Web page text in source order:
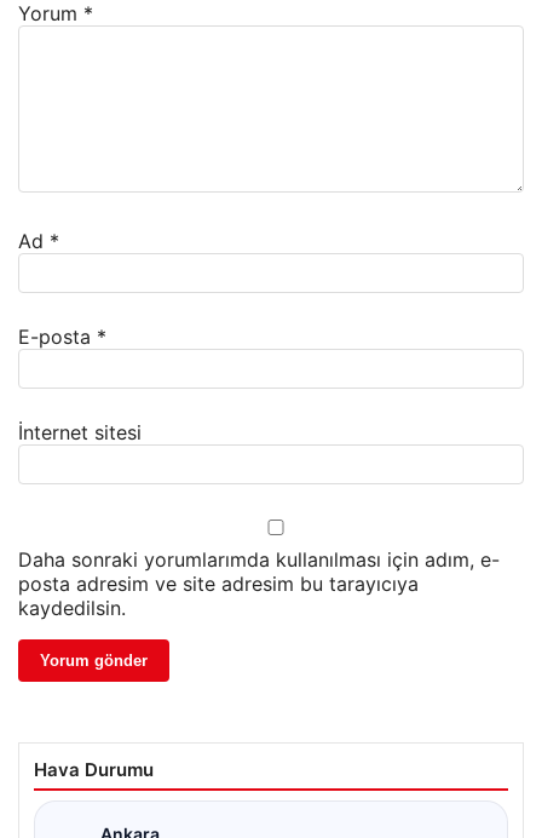
Yorum *
Ad *
E-posta *
İnternet sitesi
Daha sonraki yorumlarımda kullanılması için adım, e-
posta adresim ve site adresim bu tarayıcıya
kaydedilsin.
Hava Durumu
Ankara